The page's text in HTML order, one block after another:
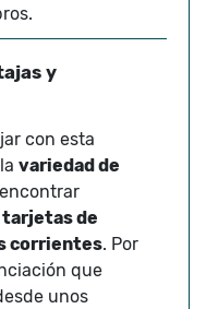
y
con esta
variedad de
tarjetas de
corrientes. Por
que
unos